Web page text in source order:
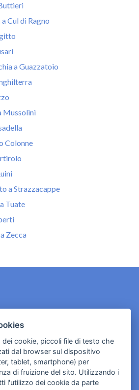
Cul di Ragno
a Guazzatoio
Mussolini
Colonne
a Strazzacappe
Tuate
Zecca
privacy
dei cookie, piccoli file di testo che
dal browser sul dispositivo
tablet, smartphone) per
di fruizione del sito. Utilizzando i
l'utilizzo dei cookie da parte